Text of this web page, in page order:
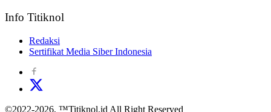
Info Titiknol
Redaksi
Sertifikat Media Siber Indonesia
©2022-2026, ™Titiknol.id All Right Reserved